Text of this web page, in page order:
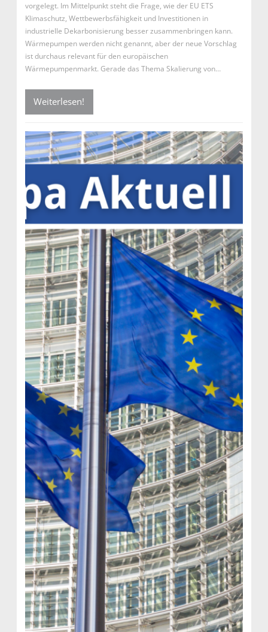
vorgelegt. Im Mittelpunkt steht die Frage, wie der EU ETS
Klimaschutz, Wettbewerbsfähigkeit und Investitionen in
industrielle Dekarbonisierung besser zusammenbringen kann.
Wärmepumpen werden nicht genannt, aber der neue Vorschlag
ist durchaus relevant für den europäischen
Wärmepumpenmarkt. Gerade das Thema Skalierung von…
Weiterlesen!